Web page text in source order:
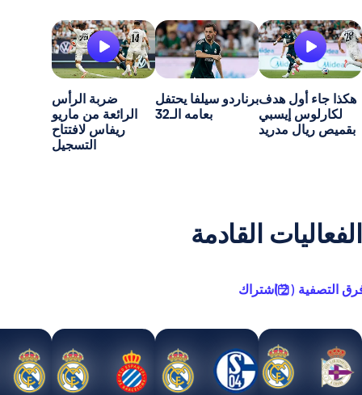
هدف
إيسبي
مدريد
برناردو سيلفا يحتفل
بعامه الـ32
ضربة الرأس
الرائعة من ماريو
ريفاس لافتتاح
القادمة
) اشتراك